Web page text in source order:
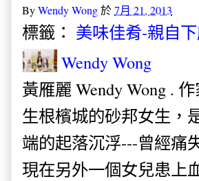
ByWendy Wong於7月 21, 2013
標籤： 美味佳肴-親自
Wendy Wong
黃雁麗 Wendy Wong .
生根檳城的砂邦女生，
端的起落沉浮---曾經痛
現在另外一個女兒患上